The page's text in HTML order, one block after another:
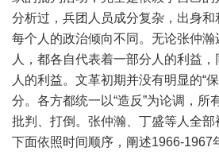
分析过，兵团人员成分复杂，出身
每个人的政治倾向不同。无论张仲
人，都各自代表着一部分人的利益
人的利益。文革初期并没有明显的“保
分。各方都统一以“造反”为论调，所
批判、打倒。张仲瀚、丁盛等人全部
下面依照时间顺序，阐述1966-1967